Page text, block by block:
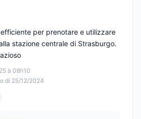
à 08h10
di 25/12/2024
per prenotare e utilizzare
stazione centrale di Strasburgo.